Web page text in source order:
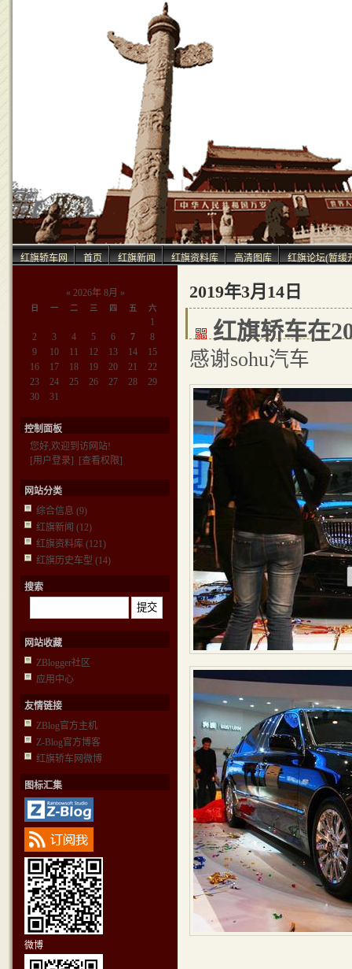
红旗轿车网 首页 红旗新闻 红旗资料库 高清图库 红旗论坛(暂缓
2019年3月14日
红旗轿车在
感谢sohu汽车
« 2026年 8月 »
日 一 二 三 四 五 六
1
2
3 4 5 6 7
8
9
10 11 12 13 14
15
16
17 18 19 20 21
22
23
24 25 26 27 28
29
30
31
控制面板
您好,欢迎到访网站!
[用户登录]
[查看权限]
网站分类
综合信息 (9)
红旗新闻 (12)
红旗资料库 (121)
红旗历史车型 (14)
搜索
网站收藏
ZBlogger社区
应用中心
友情链接
ZBlog官方主机
Z-Blog官方博客
红旗轿车网微博
图标汇集
微博